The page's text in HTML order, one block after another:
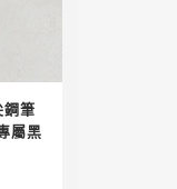
鋼筆
屬黑